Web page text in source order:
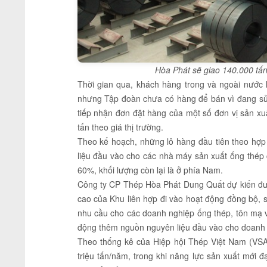
Hòa Phát sẽ giao 140.000
Thời gian qua, khách hàng trong và ngoài
nhưng Tập đoàn chưa có hàng để bán vì đang
tiếp nhận đơn đặt hàng của một số đơn vị sản
tấn theo giá thị trường.
Theo kế hoạch, những lô hàng đầu tiên theo
liệu đầu vào cho các nhà máy sản xuất ống
60%, khối lượng còn lại là ở phía Nam.
Công ty CP Thép Hòa Phát Dung Quất dự kiến
cao của Khu liên hợp đi vào hoạt động đồng
nhu cầu cho các doanh nghiệp ống thép, tôn
động thêm nguồn nguyên liệu đầu vào cho
Theo thống kê của Hiệp hội Thép Việt Nam
triệu tấn/năm, trong khi năng lực sản xuất mới